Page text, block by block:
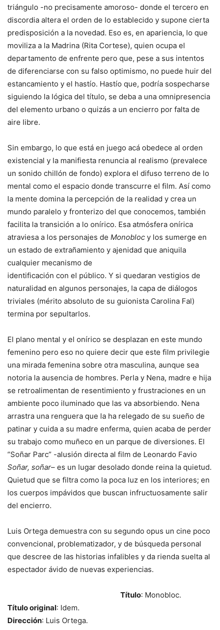
triángulo -no precisamente amoroso- donde el tercero en
discordia altera el orden de lo establecido y supone cierta
predisposición a la novedad. Eso es, en apariencia, lo que
moviliza a la Madrina (Rita Cortese), quien ocupa el
departamento de enfrente pero que, pese a sus intentos
de diferenciarse con su falso optimismo, no puede huir del
estancamiento y el hastío. Hastío que, podría sospecharse
siguiendo la lógica del título, se deba a una omnipresencia
del elemento urbano o quizás a un encierro por falta de
aire libre.
Sin embargo, lo que está en juego acá obedece al orden
existencial y la manifiesta renuncia al realismo (prevalece
un sonido chillón de fondo) explora el difuso terreno de lo
mental como el espacio donde transcurre el film. Así como
la mente domina la percepción de la realidad y crea un
mundo paralelo y fronterizo del que conocemos, también
facilita la transición a lo onírico. Esa atmósfera onírica
atraviesa a los personajes de Monobloc y los sumerge en
un estado de extrañamiento y ajenidad que aniquila
cualquier mecanismo de
identificación con el público. Y si quedaran vestigios de
naturalidad en algunos personajes, la capa de diálogos
triviales (mérito absoluto de su guionista Carolina Fal)
termina por sepultarlos.
El plano mental y el onírico se desplazan en este mundo
femenino pero eso no quiere decir que este film privilegie
una mirada femenina sobre otra masculina, aunque sea
notoria la ausencia de hombres. Perla y Nena, madre e hija
se retroalimentan de resentimiento y frustraciones en un
ambiente poco iluminado que las va absorbiendo. Nena
arrastra una renguera que la ha relegado de su sueño de
patinar y cuida a su madre enferma, quien acaba de perder
su trabajo como muñeco en un parque de diversiones. El
“Soñar Parc” -alusión directa al film de Leonardo Favio
Soñar, soñar– es un lugar desolado donde reina la quietud.
Quietud que se filtra como la poca luz en los interiores; en
los cuerpos impávidos que buscan infructuosamente salir
del encierro.
Luis Ortega demuestra con su segundo opus un cine poco
convencional, problematizador, y de búsqueda personal
que descree de las historias infalibles y da rienda suelta al
espectador ávido de nuevas experiencias.
Título: Monobloc.
Título original: Idem.
Dirección: Luis Ortega.